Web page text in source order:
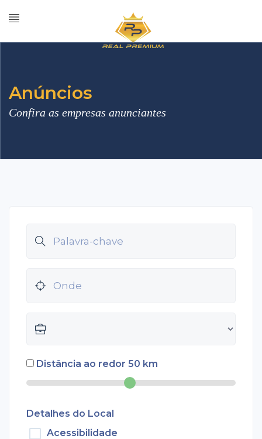
Anúncios
Confira as empresas anunciantes
Distância ao redor 50 km
Detalhes do Local
Acessibilidade